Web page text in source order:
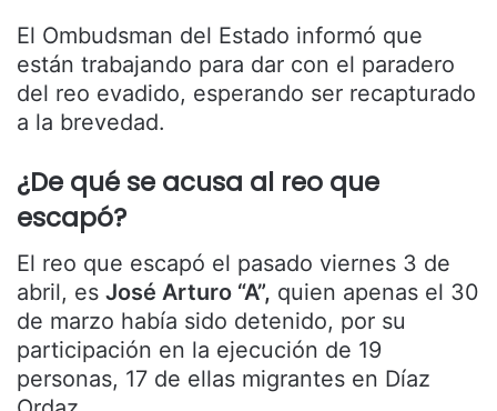
El Ombudsman del Estado informó que
están trabajando para dar con el paradero
del reo evadido, esperando ser recapturado
a la brevedad.
¿De qué se acusa al reo que
escapó?
El reo que escapó el pasado viernes 3 de
abril, es José Arturo “A”, quien apenas el 30
de marzo había sido detenido, por su
participación en la ejecución de 19
personas, 17 de ellas migrantes en Díaz